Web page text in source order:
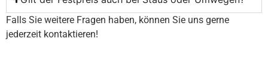
Falls Sie weitere Fragen haben, können Sie uns gerne
jederzeit kontaktieren!